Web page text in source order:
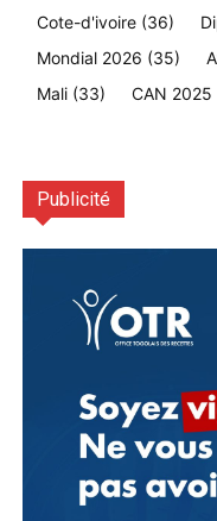
Cote-d'ivoire (36)
Mondial 2026 (35)
Mali (33) CAN 2025
Publicité